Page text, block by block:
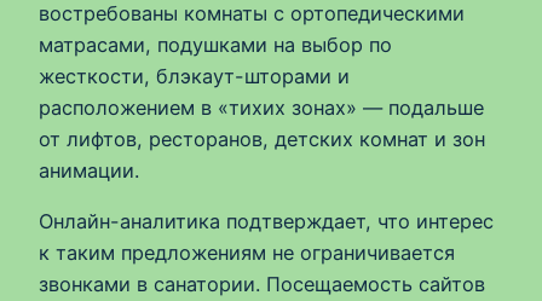
востребованы комнаты с ортопедическими
матрасами, подушками на выбор по
жесткости, блэкаут-шторами и
расположением в «тихих зонах» — подальше
от лифтов, ресторанов, детских комнат и зон
анимации.
Онлайн-аналитика подтверждает, что интерес
к таким предложениям не ограничивается
звонками в санатории. Посещаемость сайтов